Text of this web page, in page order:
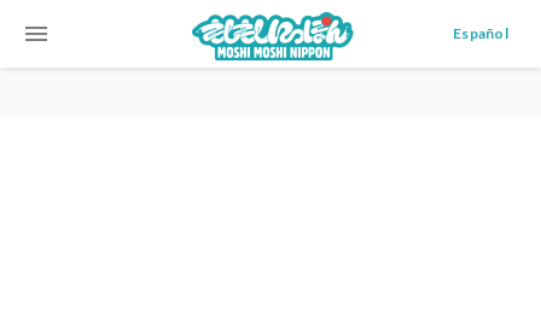
menu Español